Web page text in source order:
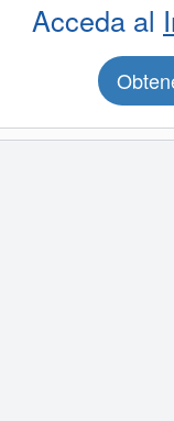
Acceda al